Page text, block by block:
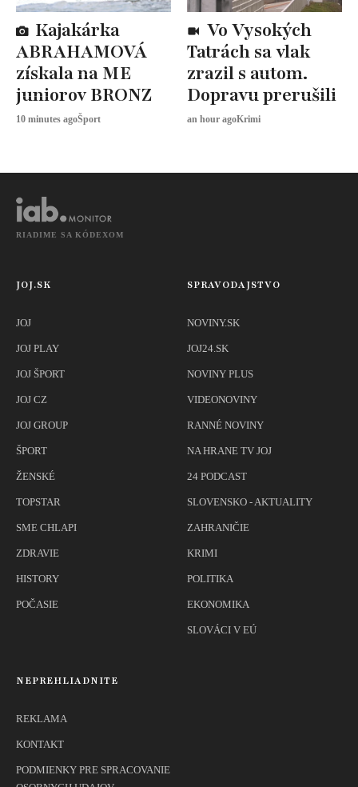
ABRAHAMOVÁ
získala na ME
juniorov BRONZ
10 minutes agoŠport
Tatrách sa vlak
zrazil s autom.
Dopravu prerušili
an hour agoKrimi
RIADIME SA KÓDEXOM
JOJ.SK
JOJ
JOJ PLAY
JOJ ŠPORT
JOJ CZ
JOJ GROUP
ŠPORT
ŽENSKÉ
TOPSTAR
SME CHLAPI
ZDRAVIE
HISTORY
POČASIE
SPRAVODAJSTVO
NOVINY.SK
JOJ24.SK
NOVINY PLUS
VIDEONOVINY
RANNÉ NOVINY
NA HRANE TV JOJ
24 PODCAST
SLOVENSKO - AKTUALITY
ZAHRANIČIE
KRIMI
POLITIKA
EKONOMIKA
SLOVÁCI V EÚ
NEPREHLIADNITE
REKLAMA
KONTAKT
PODMIENKY PRE SPRACOVANIE